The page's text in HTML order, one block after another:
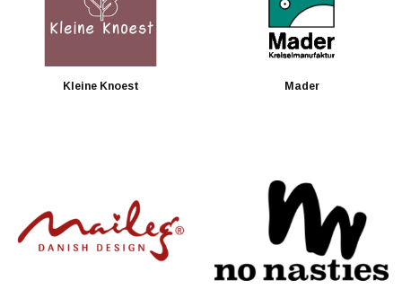
Kleine Knoest Mader